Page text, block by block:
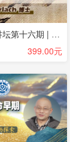
心理分析名师讲坛第十六期 | 今时今日，文明及其不满 | Alf Gerlach
399.00元